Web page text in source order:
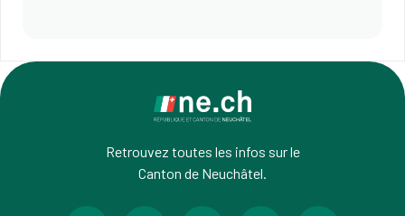
Retrouvez toutes les infos sur le
Canton de Neuchâtel.